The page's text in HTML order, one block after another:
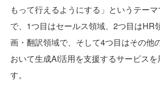
もって行えるようにする」というテーマ
で、1つ目はセールス領域、2つ目はHR
画・翻訳領域で、そして4つ目はその他
おいて生成AI活用を支援するサービスを
す。